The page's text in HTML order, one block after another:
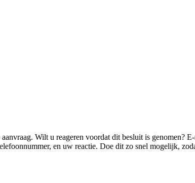
Wilt u reageren voordat dit besluit is genomen?
en uw reactie. Doe dit zo snel mogelijk,